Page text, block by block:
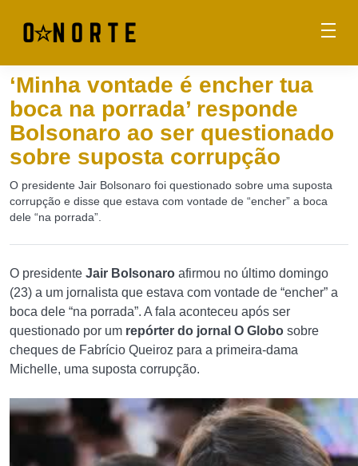
‘Minha vontade é encher tua
boca na porrada’ responde
Bolsonaro ao ser questionado
sobre suposta corrupção
O presidente Jair Bolsonaro foi questionado sobre uma suposta
corrupção e disse que estava com vontade de “encher” a boca
dele “na porrada”.
O presidente Jair Bolsonaro afirmou no último domingo
(23) a um jornalista que estava com vontade de “encher” a
boca dele “na porrada”. A fala aconteceu após ser
questionado por um repórter do jornal O Globo sobre
cheques de Fabrício Queiroz para a primeira-dama
Michelle, uma suposta corrupção.